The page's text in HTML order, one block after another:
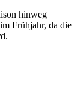
hinweg
Frühjahr, da die